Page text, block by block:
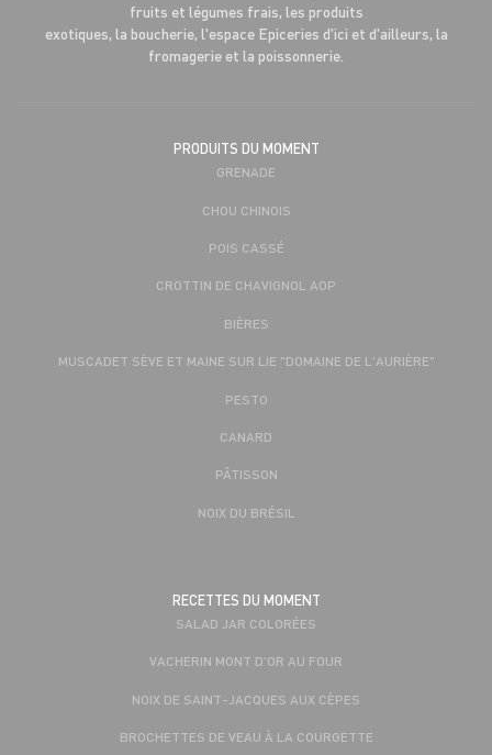
fruits et légumes frais, les produits
exotiques, la boucherie, l'espace Epiceries d'ici et d'ailleurs, la
fromagerie et la poissonnerie.
PRODUITS DU MOMENT
GRENADE
CHOU CHINOIS
POIS CASSÉ
CROTTIN DE CHAVIGNOL AOP
BIÈRES
MUSCADET SÈVE ET MAINE SUR LIE "DOMAINE DE L'AURIÈRE"
PESTO
CANARD
PÂTISSON
NOIX DU BRÉSIL
RECETTES DU MOMENT
SALAD JAR COLORÉES
VACHERIN MONT D'OR AU FOUR
NOIX DE SAINT-JACQUES AUX CÈPES
BROCHETTES DE VEAU À LA COURGETTE